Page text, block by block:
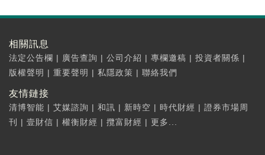
相關訊息
法定公告欄 | 廣告查詢 | 公司介紹 | 專欄邀稿 | 投資者關係 |
版權聲明 | 重要聲明 | 私隱政策 | 聯絡我們
友情鏈接
清博智能 | 艾媒諮詢 | 和訊 | 新時空 | 時代財經 | 證券市場周
刊
| 壹財信 | 權衡財經 | 攬富財經 | 更多...